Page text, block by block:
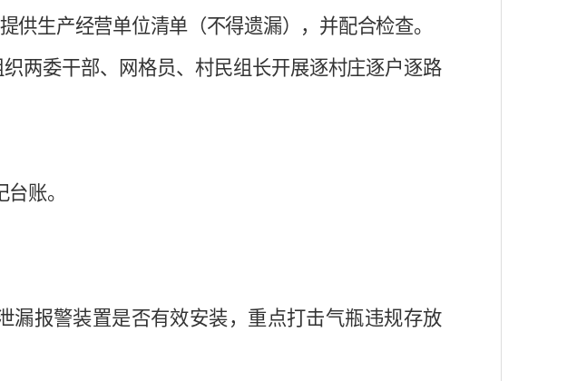
供生产经营单位清单（不得遗漏），并配合检查。
两委干部、网格员、村民组长开展逐村庄逐户逐路
账。
漏报警装置是否有效安装，重点打击气瓶违规存放